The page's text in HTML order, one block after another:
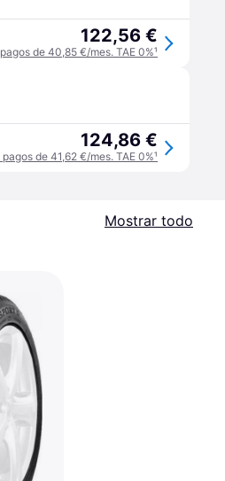
122,56 €
de 40,85 €/mes. TAE 0%¹
124,86 €
pagos de 41,62 €/mes. TAE 0%¹
Mostrar todo